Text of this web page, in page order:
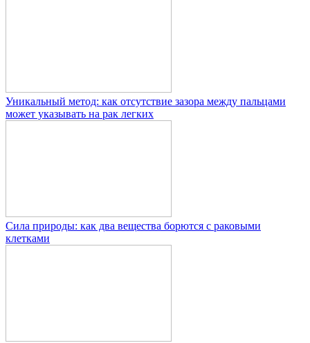
Уникальный метод: как отсутствие зазора между пальцами
может указывать на рак легких
Сила природы: как два вещества борются с раковыми
клетками